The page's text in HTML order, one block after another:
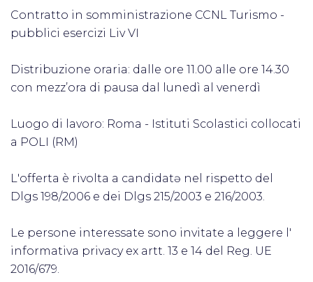
Contratto in somministrazione CCNL Turismo -
pubblici esercizi Liv VI
Distribuzione oraria: dalle ore 11.00 alle ore 14.30
con mezz’ora di pausa dal lunedì al venerdì
Luogo di lavoro: Roma - Istituti Scolastici collocati
a POLI (RM)
L'offerta è rivolta a candidatə nel rispetto del
Dlgs 198/2006 e dei Dlgs 215/2003 e 216/2003.
Le persone interessate sono invitate a leggere l'
informativa privacy ex artt. 13 e 14 del Reg. UE
2016/679.